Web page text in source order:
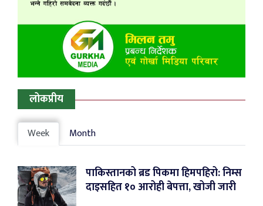
लोकप्रीय
Week Month
पाकिस्तानको ब्रड पिकमा हिमपहिरो: निम्स
दाइसहित १० आरोही बेपत्ता, खोजी जारी